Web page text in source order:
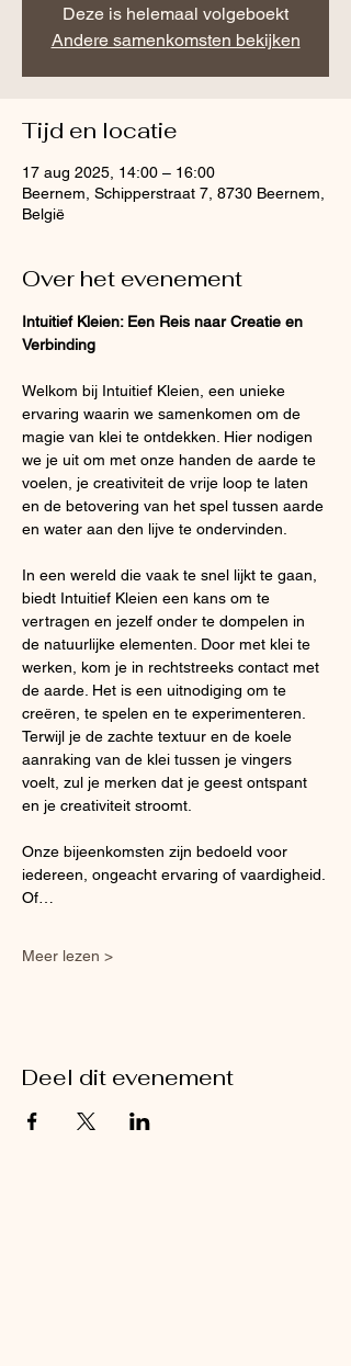
Deze is helemaal volgeboekt
Andere samenkomsten bekijken
Tijd en locatie
17 aug 2025, 14:00 – 16:00
Beernem, Schipperstraat 7, 8730 Beernem,
België
Over het evenement
Intuitief Kleien: Een Reis naar Creatie en
Verbinding
Welkom bij Intuitief Kleien, een unieke
ervaring waarin we samenkomen om de
magie van klei te ontdekken. Hier nodigen
we je uit om met onze handen de aarde te
voelen, je creativiteit de vrije loop te laten
en de betovering van het spel tussen aarde
en water aan den lijve te ondervinden.
In een wereld die vaak te snel lijkt te gaan,
biedt Intuitief Kleien een kans om te
vertragen en jezelf onder te dompelen in
de natuurlijke elementen. Door met klei te
werken, kom je in rechtstreeks contact met
de aarde. Het is een uitnodiging om te
creëren, te spelen en te experimenteren.
Terwijl je de zachte textuur en de koele
aanraking van de klei tussen je vingers
voelt, zul je merken dat je geest ontspant
en je creativiteit stroomt.
Onze bijeenkomsten zijn bedoeld voor
iedereen, ongeacht ervaring of vaardigheid.
Of…
Meer lezen >
Deel dit evenement